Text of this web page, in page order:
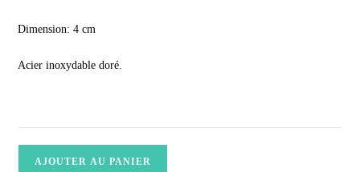
Dimension: 4 cm
Acier inoxydable doré.
AJOUTER AU PANIER